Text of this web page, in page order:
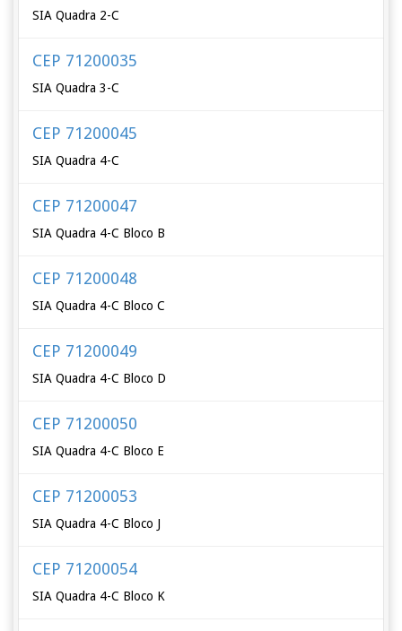
SIA Quadra 2-C
CEP 71200035
SIA Quadra 3-C
CEP 71200045
SIA Quadra 4-C
CEP 71200047
SIA Quadra 4-C Bloco B
CEP 71200048
SIA Quadra 4-C Bloco C
CEP 71200049
SIA Quadra 4-C Bloco D
CEP 71200050
SIA Quadra 4-C Bloco E
CEP 71200053
SIA Quadra 4-C Bloco J
CEP 71200054
SIA Quadra 4-C Bloco K